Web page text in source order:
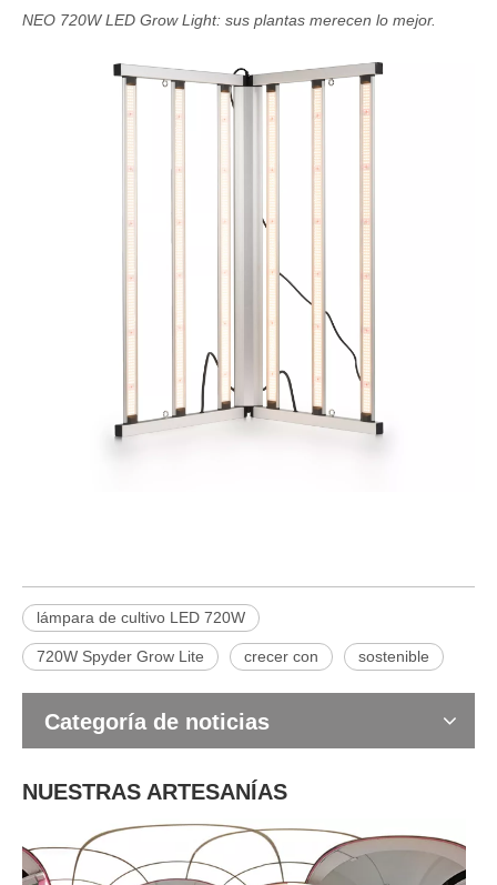
NEO 720W LED Grow Light: sus plantas merecen lo mejor.
lámpara de cultivo LED 720W
720W Spyder Grow Lite crecer con sostenible
Categoría de noticias
NUESTRAS ARTESANÍAS